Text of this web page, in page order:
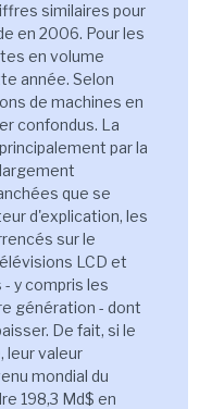
similaires pour
en 2006. Pour les
en volume
année. Selon
de machines en
confondus. La
par la
que se
d'explication, les
sur le
LCD et
y compris les
génération - dont
De fait, si le
leur valeur
mondial du
198,3 Md$ en